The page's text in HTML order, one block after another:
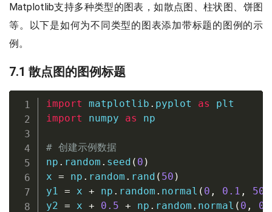
Matplotlib支持多种类型的图表，如散点图、柱状图、饼图
等。以下是如何为不同类型的图表添加带标题的图例的示
例。
7.1 散点图的图例标题
import matplotlib . pyplot as
import numpy as np
# 创建示例数据
np . random . seed ( 0 )
x = np . random . rand ( 50 )
y1 = x + np . random . normal ( 0 , 0.1 , 50
y2 = x + 0.5 + np . random . normal ( 0 ,